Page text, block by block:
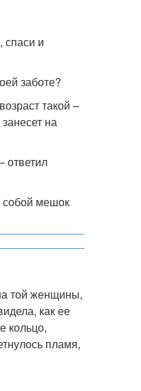
спаси и
заботе?
такой –
на
ответил
собой мешок
той женщины,
как ее
кольцо,
пламя,